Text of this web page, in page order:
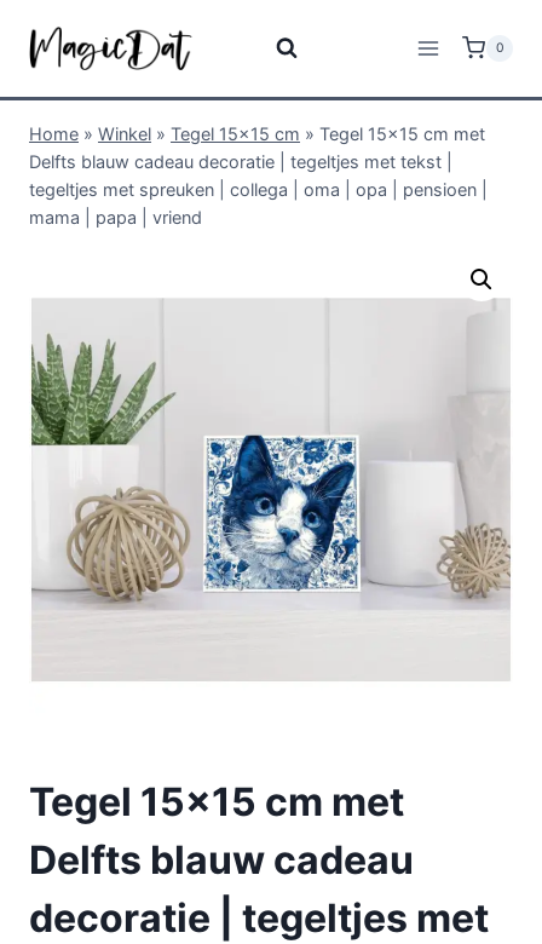
0
Home » Winkel » Tegel 15x15 cm » Tegel 15×15 cm met
Delfts blauw cadeau decoratie | tegeltjes met tekst |
tegeltjes met spreuken | collega | oma | opa | pensioen |
mama | papa | vriend
Tegel 15×15 cm met
Delfts blauw cadeau
decoratie | tegeltjes met